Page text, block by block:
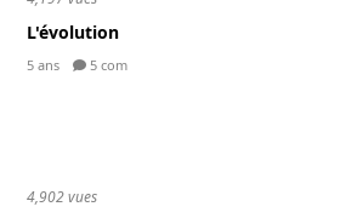
L'évolution
5 ans 5 com
4,902 vues